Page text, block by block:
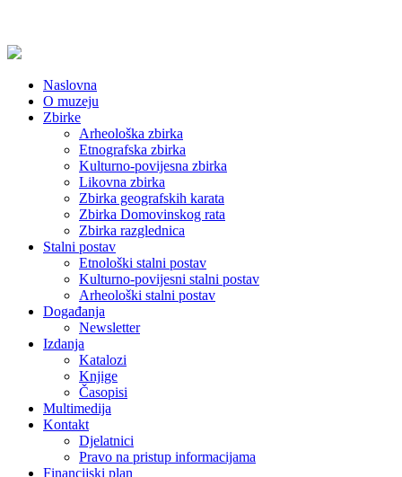
Naslovna
O muzeju
Zbirke
Arheološka zbirka
Etnografska zbirka
Kulturno-povijesna zbirka
Likovna zbirka
Zbirka geografskih karata
Zbirka Domovinskog rata
Zbirka razglednica
Stalni postav
Etnološki stalni postav
Kulturno-povijesni stalni postav
Arheološki stalni postav
Događanja
Newsletter
Izdanja
Katalozi
Knjige
Časopisi
Multimedija
Kontakt
Djelatnici
Pravo na pristup informacijama
Financijski plan